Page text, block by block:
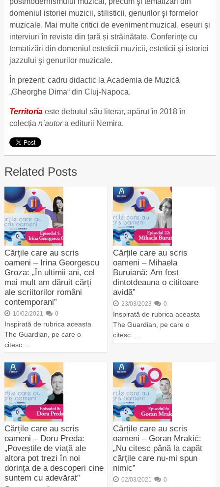
domeniul istoriei muzicii, stilisticii, genurilor şi formelor
muzicale. Mai multe critici de eveniment muzical, eseuri și
interviuri în reviste din țară și străinătate. Conferinţe cu
tematizări din domeniul esteticii muzicii, esteticii şi istoriei
jazzului şi genurilor muzicale.
În prezent: cadru didactic la Academia de Muzică
„Gheorghe Dima“ din Cluj-Napoca.
Territoriaeste debutul său literar, apărut în 2018 în
colecția n’autora editurii Nemira.
Related Posts
Cărțile care au scris
oameni – Irina Georgescu
Groza: „În ultimii ani, cel
mai mult am dăruit cărți
ale scriitorilor români
contemporani”
10/02/2021 0
Inspirată de rubrica aceasta
The Guardian, pe care o
citesc …
Cărțile care au scris
oameni – Mihaela
Buruiană: Am fost
dintotdeauna o cititoare
avidă”
23/03/2023 0
Inspirată de rubrica aceasta
The Guardian, pe care o
citesc …
Cărțile care au scris
oameni – Doru Preda:
„Poveștile de viață ale
altora pot trezi în noi
dorința de a descoperi cine
suntem cu adevărat”
Cărțile care au scris
oameni – Goran Mrakić:
„Nu citesc până la capăt
cărțile care nu-mi spun
nimic”
02/03/2021 0